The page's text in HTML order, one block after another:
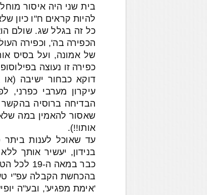
בית שני היה איסור
להיות קראים ח"ו כיון
כל זה בגלל שג. שולם
הכפירה בה', וכפירה
של אמונה, ועל בסיס
כפירה זו נעוצה
דוקא כבחור ישיבה
עיקרון מערבי כפרני,
הבדיחה ברוסיה בהקשר
שאסור להאמין במה שלא
אותו!!).
עד שאוכל לענות
בנידון, יעשיר אותך
כבר
בהכחשת הקבלה עפ"י
'אימת מפגיע', ובע"ה